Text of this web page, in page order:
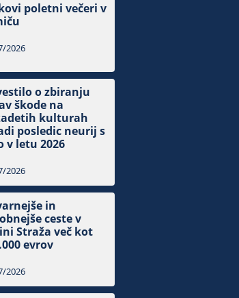
poletni večeri v
2026
o zbiranju
škode na
kulturah
posledic neurij s
v letu 2026
2026
in
ceste v
Straža več kot
evrov
2026